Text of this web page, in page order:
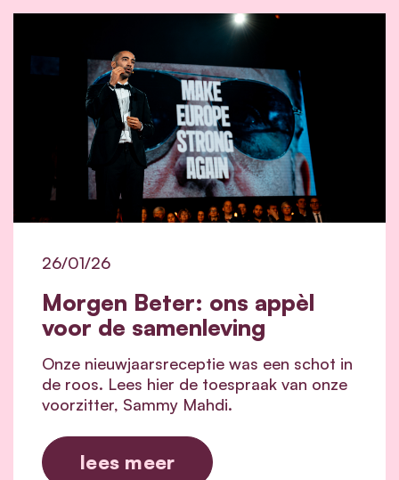
Morgen Beter: ons appèl
voor de samenleving
26/01/26
Onze nieuwjaarsreceptie was een schot in
de roos. Lees hier de toespraak van onze
voorzitter, Sammy Mahdi.
lees meer